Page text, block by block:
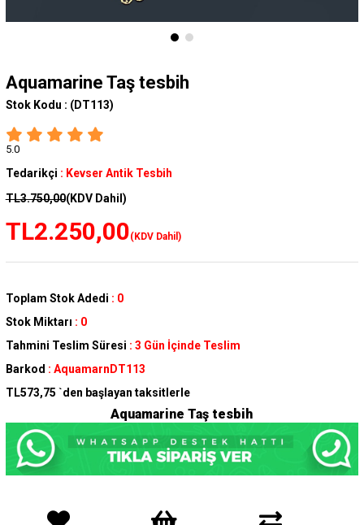
Aquamarine Taş tesbih
Stok Kodu : (DT113)
5.0
Tedarikçi : Kevser Antik Tesbih
TL3.750,00(KDV Dahil)
TL2.250,00(KDV Dahil)
Toplam Stok Adedi : 0
Stok Miktarı : 0
Tahmini Teslim Süresi : 3 Gün İçinde Teslim
Barkod : AquamarnDT113
TL573,75 `den başlayan taksitlerle
Aquamarine Taş tesbih